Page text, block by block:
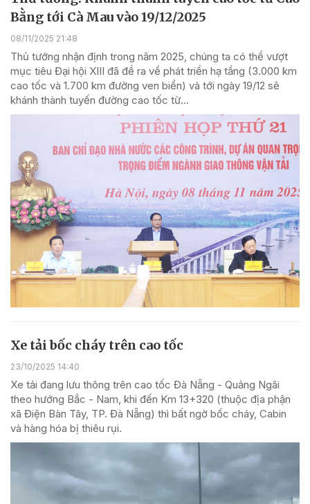
Bằng tới Cà Mau vào 19/12/2025
08/11/2025 21:48
Thủ tướng nhận định trong năm 2025, chúng ta có thể vượt
mục tiêu Đại hội XIII đã đề ra về phát triển hạ tầng (3.000 km
cao tốc và 1.700 km đường ven biển) và tới ngày 19/12 sẽ
khánh thành tuyến đường cao tốc từ...
Xe tải bốc cháy trên cao tốc
23/10/2025 14:40
Xe tải đang lưu thông trên cao tốc Đà Nẵng - Quảng Ngãi
theo hướng Bắc - Nam, khi đến Km 13+320 (thuộc địa phận
xã Điện Bàn Tây, TP. Đà Nẵng) thì bất ngờ bốc cháy, Cabin
và hàng hóa bị thiêu rụi.